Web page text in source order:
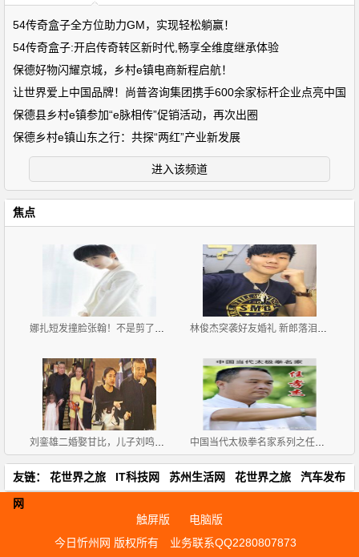
54传奇盒子全方位助力GM，实现轻松躺赢！
54传奇盒子:开启传奇转区新时代,畅享全维度继承体验
保德好物闪耀京城，乡村e镇电商新程启航！
让世界爱上中国品牌！尚普咨询集团携手600余家标杆企业点亮中国
保德县乡村e镇参加“e脉相传”促销活动，再次出圈
保德乡村e镇山东之行：共探“两红”产业新发展
进入该频道
焦点
娜扎短发撞脸张翰！不是剪了短发女星都会转运 林俊杰突袭好友婚礼 新郎落泪紧抱对方
刘銮雄二婚娶甘比，儿子刘鸣炜或失千亿财产？ 中国当代太极拳名家系列之任孝杰
友链： 花世界之旅 IT科技网 苏州生活网 花世界之旅 汽车发布
网
触屏版
电脑版
今日忻州网 版权所有
业务联系QQ2280807873